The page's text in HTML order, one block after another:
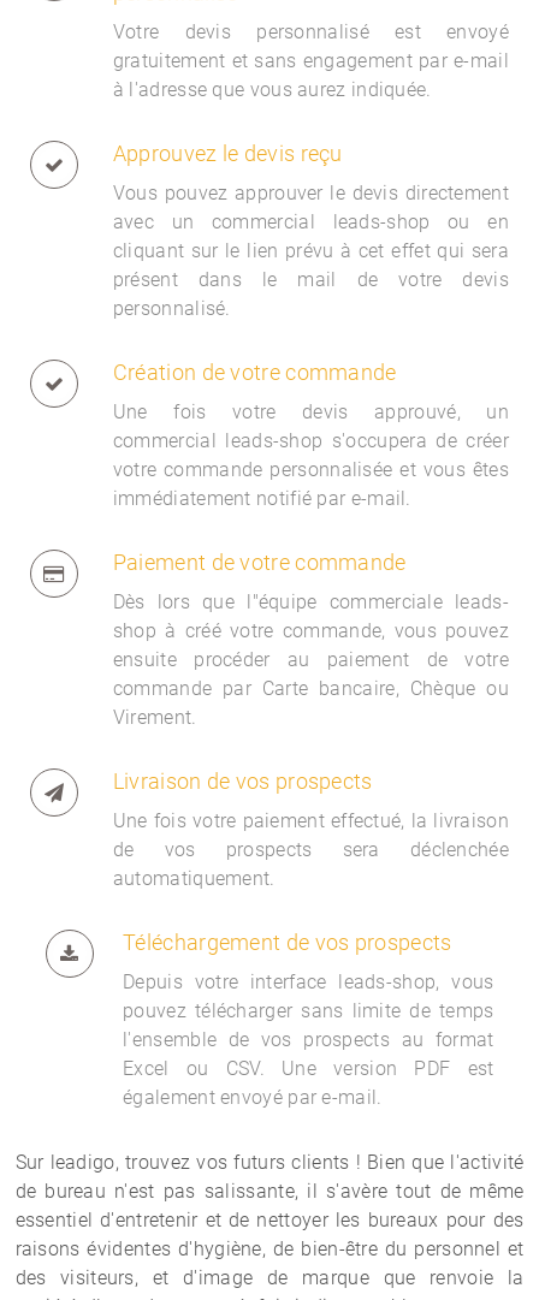
Votre devis personnalisé est envoyé
gratuitement et sans engagement par e-mail
à l'adresse que vous aurez indiquée.
Approuvez le devis reçu
Vous pouvez approuver le devis directement
avec un commercial leads-shop ou en
cliquant sur le lien prévu à cet effet qui sera
présent dans le mail de votre devis
personnalisé.
Création de votre commande
Une fois votre devis approuvé, un
commercial leads-shop s'occupera de créer
votre commande personnalisée et vous êtes
immédiatement notifié par e-mail.
Paiement de votre commande
Dès lors que l"équipe commerciale leads-
shop à créé votre commande, vous pouvez
ensuite procéder au paiement de votre
commande par Carte bancaire, Chèque ou
Virement.
Livraison de vos prospects
Une fois votre paiement effectué, la livraison
de vos prospects sera déclenchée
automatiquement.
Téléchargement de vos prospects
Depuis votre interface leads-shop, vous
pouvez télécharger sans limite de temps
l'ensemble de vos prospects au format
Excel ou CSV. Une version PDF est
également envoyé par e-mail.
Sur leadigo, trouvez vos futurs clients ! Bien que l'activité
de bureau n'est pas salissante, il s'avère tout de même
essentiel d'entretenir et de nettoyer les bureaux pour des
raisons évidentes d'hygiène, de bien-être du personnel et
des visiteurs, et d'image de marque que renvoie la